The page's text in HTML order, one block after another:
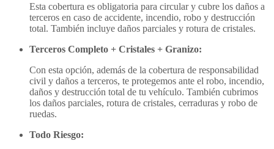
Esta cobertura es obligatoria para circular y cubre los daños a
terceros en caso de accidente, incendio, robo y destrucción
total. También incluye daños parciales y rotura de cristales.
Terceros Completo + Cristales + Granizo:
Con esta opción, además de la cobertura de responsabilidad
civil y daños a terceros, te protegemos ante el robo, incendio,
daños y destrucción total de tu vehículo. También cubrimos
los daños parciales, rotura de cristales, cerraduras y robo de
ruedas.
Todo Riesgo: